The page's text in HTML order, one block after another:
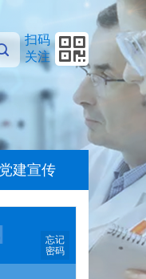
扫码
关注
党建宣传
忘记
密码